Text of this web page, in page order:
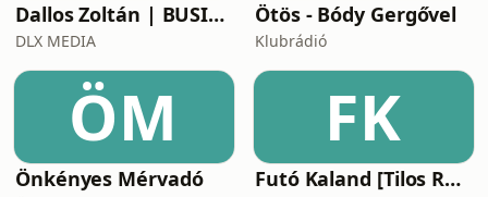
Dallos Zoltán | BUSINESS
DLX MEDIA
Ötös - Bódy Gergővel
Klubrádió
ÖM
Önkényes Mérvadó
FK
Futó Kaland [Tilos Rádió podcast]